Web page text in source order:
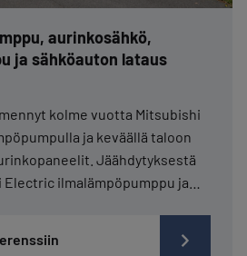
aurinkosähkö,
ja sähköauton lataus
kolme vuotta Mitsubishi
ja keväällä taloon
Jäähdytyksestä
ilmalämpöpumppu ja…